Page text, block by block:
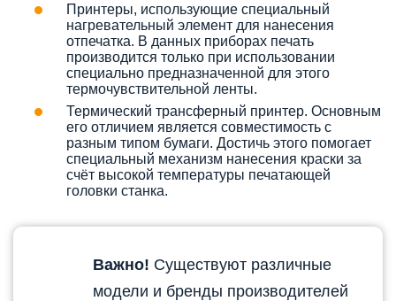
Принтеры, использующие специальный
нагревательный элемент для нанесения
отпечатка. В данных приборах печать
производится только при использовании
специально предназначенной для этого
термочувствительной ленты.
Термический трансферный принтер. Основным
его отличием является совместимость с
разным типом бумаги. Достичь этого помогает
специальный механизм нанесения краски за
счёт высокой температуры печатающей
головки станка.
Важно! Существуют различные
модели и бренды производителей